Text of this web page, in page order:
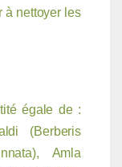
à nettoyer les
égale de :
(Berberis
Amla